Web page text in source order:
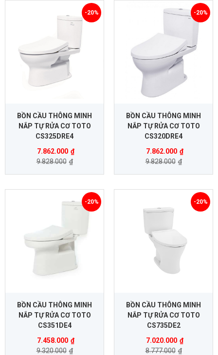
BỒN CẦU THÔNG MINH
NẮP TỰ RỬA CƠ TOTO
CS325DRE4
7.862.000 ₫
9.828.000 ₫
-20%
BỒN CẦU THÔNG MINH
NẮP TỰ RỬA CƠ TOTO
CS320DRE4
7.862.000 ₫
9.828.000 ₫
-20%
BỒN CẦU THÔNG MINH
NẮP TỰ RỬA CƠ TOTO
CS351DE4
7.458.000 ₫
9.320.000 ₫
-20%
BỒN CẦU THÔNG MINH
NẮP TỰ RỬA CƠ TOTO
CS735DE2
7.020.000 ₫
8.777.000 ₫
-20%